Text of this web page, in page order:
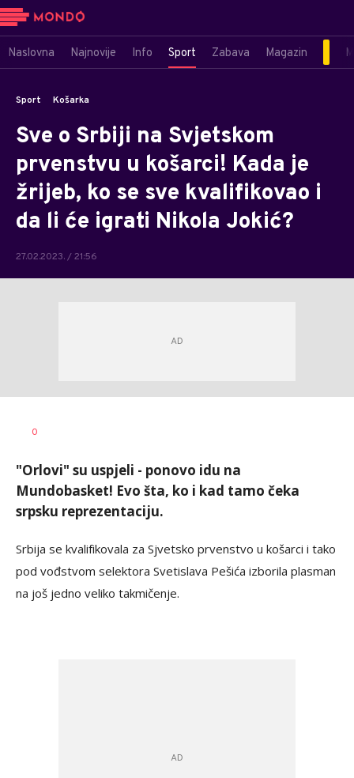
Naslovna Najnovije Info Sport Zabava Magazin
Sport Košarka
Sve o Srbiji na Svjetskom
prvenstvu u košarci! Kada je
žrijeb, ko se sve kvalifikovao i
da li će igrati Nikola Jokić?
27.02.2023. / 21:56
AUTOR
0
"Orlovi" su uspjeli - ponovo idu na
Mundobasket! Evo šta, ko i kad tamo čeka
srpsku reprezentaciju.
Srbija se kvalifikovala za Sjvetsko prvenstvo u košarci i tako
pod vođstvom selektora Svetislava Pešića izborila plasman
na još jedno veliko takmičenje.